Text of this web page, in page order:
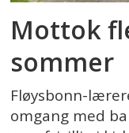
Mottok
sommer
Fløysbonn-
omgang med